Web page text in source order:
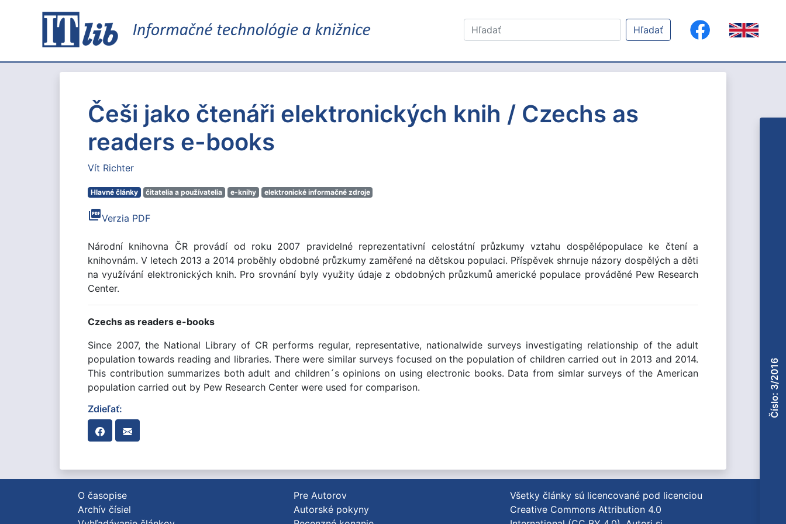
Hľadať
Češi jako čtenáři elektronických knih / Czechs as
readers e-books
Vít Richter
Hlavné články čitatelia a používatelia e-knihy elektronické informačné zdroje
picture_as_pdfVerzia PDF
Národní knihovna ČR provádí od roku 2007 pravidelné reprezentativní celostátní průzkumy vztahu dospělépopulace ke čtení a
knihovnám. V letech 2013 a 2014 proběhly obdobné průzkumy zaměřené na dětskou populaci. Příspěvek shrnuje názory dospělých a děti
na využívání elektronických knih. Pro srovnání byly využity údaje z obdobných průzkumů americké populace prováděné Pew Research
Center.
Czechs as readers e-books
Since 2007, the National Library of CR performs regular, representative, nationalwide surveys investigating relationship of the adult
population towards reading and libraries. There were similar surveys focused on the population of children carried out in 2013 and 2014.
This contribution summarizes both adult and children´s opinions on using electronic books. Data from simlar surveys of the American
population carried out by Pew Research Center were used for comparison.
Zdieľať:
Číslo: 3/2016
O časopise
Archív čísiel
Pre Autorov
Autorské pokyny
Všetky články sú licencované pod licenciou
Creative Commons Attribution 4.0